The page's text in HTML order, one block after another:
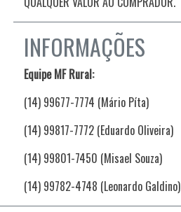
INFORMAÇÕES
Equipe MF Rural:
(14) 99677-7774 (Mário Píta)
(14) 99817-7772 (Eduardo Oliveira)
(14) 99801-7450 (Misael Souza)
(14) 99782-4748 (Leonardo Galdino)